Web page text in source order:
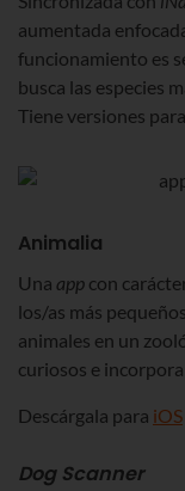
aumentada
funcionamiento es
busca las especies
Tiene versiones para
Animalia
Una app con
los/as más
animales en un
curiosos e
Descárgala para iOS
Dog Scanner